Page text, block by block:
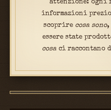
attenzione: ogni
informazioni
scoprire cosa sono,
essere state
cosa ci raccontano